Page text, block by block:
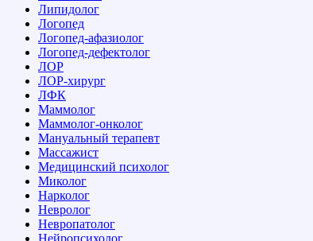
Липидолог
Логопед
Логопед-афазиолог
Логопед-дефектолог
ЛОР
ЛОР-хирург
ЛФК
Маммолог
Маммолог-онколог
Мануальный терапевт
Массажист
Медицинский психолог
Миколог
Нарколог
Невролог
Невропатолог
Нейропсихолог